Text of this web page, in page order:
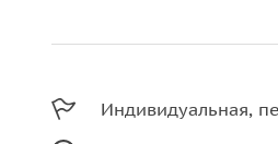
Индивидуальная,